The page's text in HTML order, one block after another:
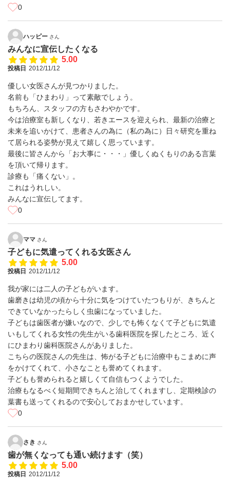
0
ハッピー さん
みんなに宣伝したくなる
5.00
投稿日 2012/11/12
優しい女医さんが見つかりました。
名前も「ひまわり」って素敵でしょう。
もちろん、スタッフの方もさわやかです。
今は治療室も新しくなり、若きエースを迎えられ、最新の治療と
未来を追いかけて、患者さんの為に（私の為に）日々研究を重ね
て居られる姿勢が見えて嬉しく思っています。
最後に皆さんから「お大事に・・・」優しくぬくもりのある言葉
を頂いて帰ります。
診療も「痛くない」。
これはうれしい。
みんなに宣伝してます。
0
ママ さん
子どもに気遣ってくれる女医さん
5.00
投稿日 2012/11/12
我が家には二人の子どもがいます。
歯磨きは幼児の頃から十分に気をつけていたつもりが、きちんと
できていなかったらしく虫歯になっていました。
子どもは歯医者が嫌いなので、少しでも怖くなくて子どもに気遣
いもしてくれる女性の先生がいる歯科医院を探したところ、近く
にひまわり歯科医院さんがありました。
こちらの医院さんの先生は、怖がる子どもに治療中もこまめに声
をかけてくれて、小さなことも誉めてくれます。
子どもも誉められると嬉しくて自信もつくようでした。
治療もなるべく短期間できちんと治してくれますし、定期検診の
葉書も送ってくれるので安心しておまかせしています。
0
さき さん
歯が無くなっても通い続けます（笑）
5.00
投稿日 2012/11/12